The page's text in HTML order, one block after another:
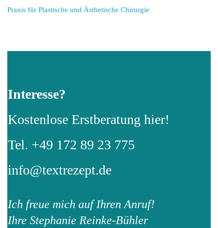
Praxis für Plastische und Ästhetische Chirurgie
Interesse?
Kostenlose Erstberatung hier!
Tel. +49 172 89 23 775
info@textrezept.de
Ich freue mich auf Ihren Anruf!
Ihre Stephanie Reinke-Bühler